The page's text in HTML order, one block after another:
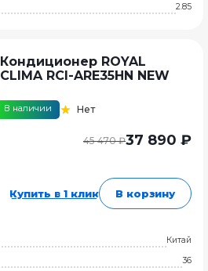
2.85
Кондиционер ROYAL
CLIMA RCI-ARE35HN NEW
В наличии Нет
45 470 ₽37 890 ₽
Купить в 1 клик В корзину
Китай
36